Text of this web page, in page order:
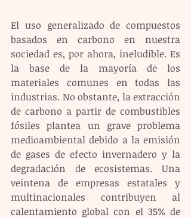
El uso generalizado de compuestos
basados en carbono en nuestra
sociedad es, por ahora, ineludible. Es
la base de la mayoría de los
materiales comunes en todas las
industrias. No obstante, la extracción
de carbono a partir de combustibles
fósiles plantea un grave problema
medioambiental debido a la emisión
de gases de efecto invernadero y la
degradación de ecosistemas. Una
veintena de empresas estatales y
multinacionales contribuyen al
calentamiento global con el 35% de